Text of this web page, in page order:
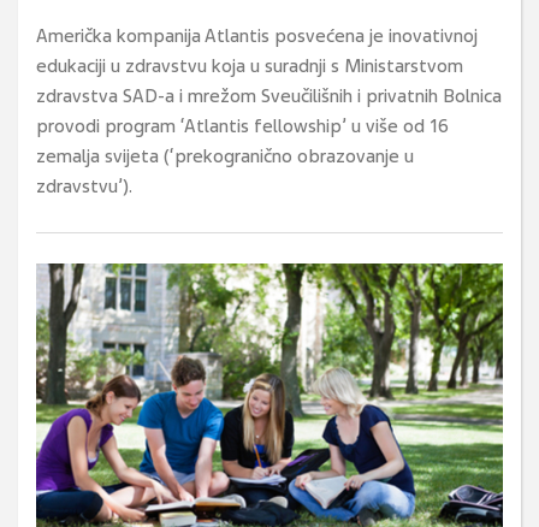
Američka kompanija Atlantis posvećena je inovativnoj
edukaciji u zdravstvu koja u suradnji s Ministarstvom
zdravstva SAD-a i mrežom Sveučilišnih i privatnih Bolnica
provodi program ‘Atlantis fellowship’ u više od 16
zemalja svijeta (‘prekogranično obrazovanje u
zdravstvu’).